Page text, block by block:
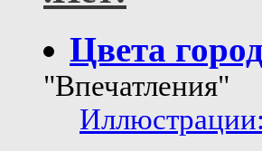
Цвета
"Впечатления"